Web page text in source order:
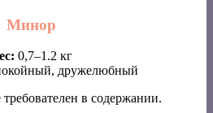
Минор
0,7–1.2 кг
дружелюбный
в содержании.